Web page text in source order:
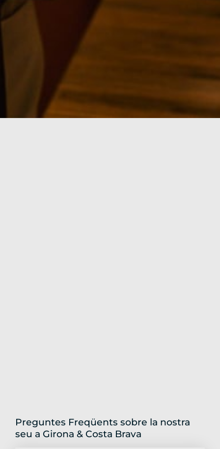
Preguntes Freqüents sobre la nostra
seu a Girona & Costa Brava